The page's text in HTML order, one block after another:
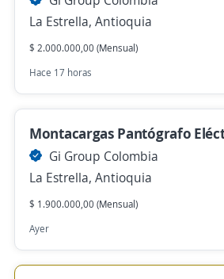
La Estrella, Antioquia
$ 2.000.000,00 (Mensual)
Hace 17 horas
Montacargas Pantógrafo
Gi Group Colombia
La Estrella, Antioquia
$ 1.900.000,00 (Mensual)
Ayer